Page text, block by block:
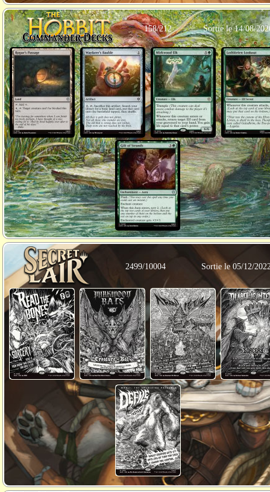
158/212 Sortie le 14/08/
2499/10004 Sortie le 05/12/